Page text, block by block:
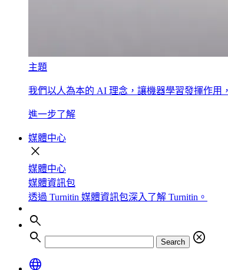
主題
我們以人為本的 AI 理念，讓機器學習發揮作用
進一步了解
媒體中心
close
媒體中心
媒體資訊包
透過 Turnitin 媒體資訊包深入了解 Turnitin。
search
search
Search
cancel
language